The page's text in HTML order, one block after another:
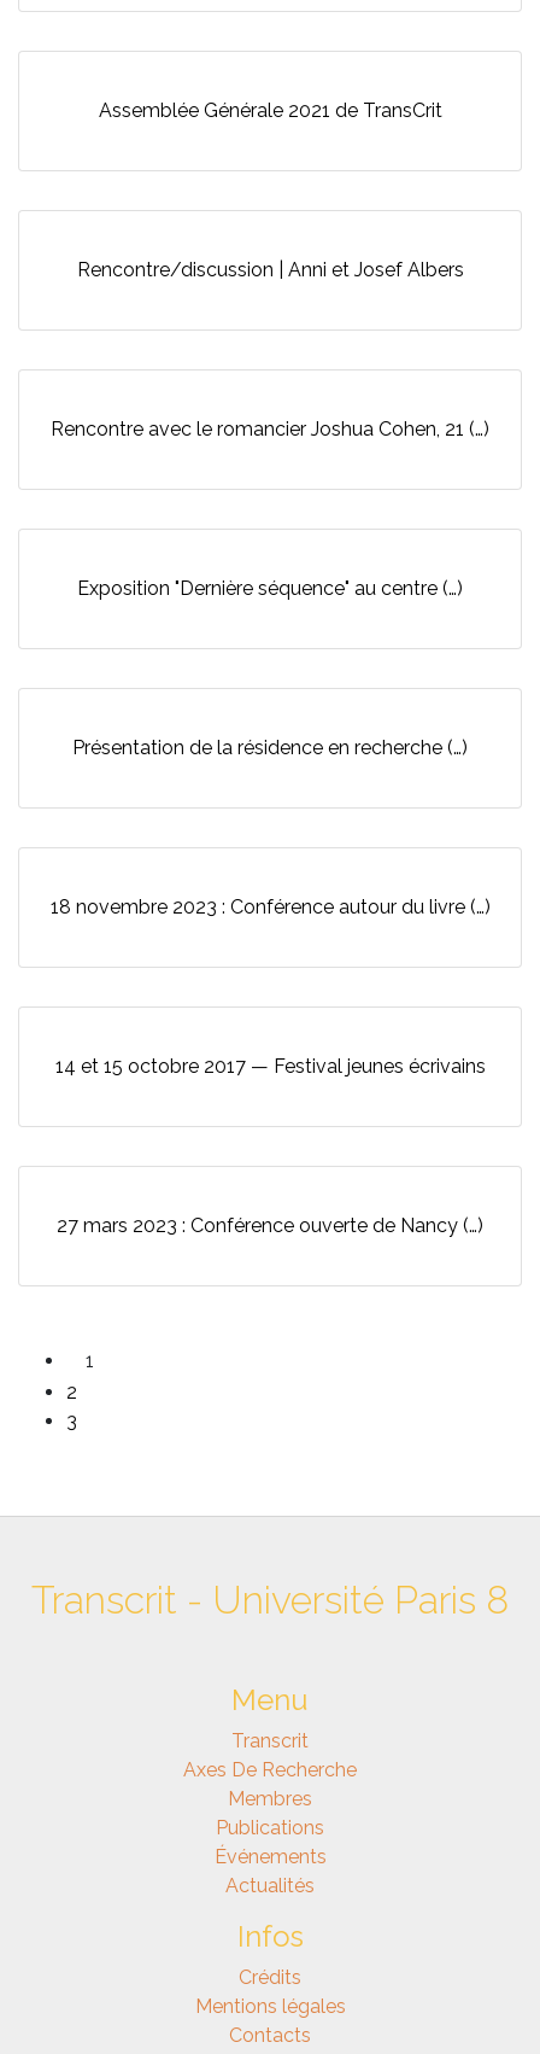
Assemblée Générale 2021 de TransCrit
Rencontre/discussion | Anni et Josef Albers
Rencontre avec le romancier Joshua Cohen, 21 (…)
Exposition "Dernière séquence" au centre (…)
Présentation de la résidence en recherche (…)
18 novembre 2023 : Conférence autour du livre (…)
14 et 15 octobre 2017 — Festival jeunes écrivains
27 mars 2023 : Conférence ouverte de Nancy (…)
1
2
3
Transcrit - Université Paris 8
Menu
Transcrit
Axes De Recherche
Membres
Publications
Événements
Actualités
Infos
Crédits
Mentions légales
Contacts